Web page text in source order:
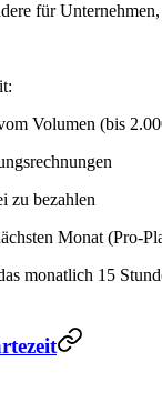
für
Volumen (bis
zu bezahlen
Monat (Pro-
monatlich 15